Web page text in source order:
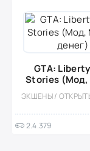
GTA:
Stories (Мод,
денег)
2.4.379